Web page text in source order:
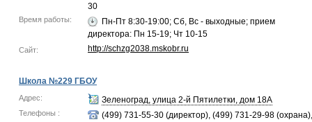
30
Время работы:
Пн-Пт 8:30-19:00; Сб, Вс - выходные; прием
директора: Пн 15-19; Чт 10-15
Сайт: http://schzg2038.mskobr.ru
Школа №229 ГБОУ
Адрес: Зеленоград, улица 2-й Пятилетки, дом 18А
Телефоны :
(499) 731-55-30 (директор), (499) 731-29-98 (охрана),